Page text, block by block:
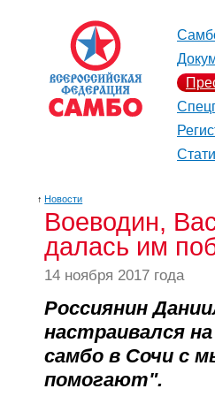
↑ Новости
Воеводин,
далась им
14 ноября 2017 года
Россиянин
настраивался
самбо в Сочи с
помогают".